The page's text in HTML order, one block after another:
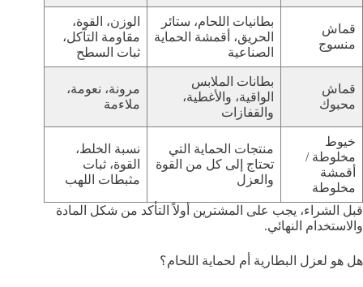
قماش
منسوج
بطانيات اللحام، ستائر
الحريق، أقمشة الحماية
الصناعية
الوزن، القوة،
مقاومة التآكل،
ثبات السطح
قماش
محبوك
بطانات الملابس
الواقية، والأغطية،
والقفازات
مرونة، نعومة،
ملاءمة
خيوط
مخلوطة /
أقمشة
مخلوطة
منتجات الحماية التي
تحتاج إلى كل من القوة
والعزل
نسبة الخلط،
القوة، ثبات
مثبطات اللهب
قبل الشراء، يجب على المشترين أولاً التأكد من شكل المادة
والاستخدام النهائي.
هل هو لعزل البطارية أم لحماية اللحام؟